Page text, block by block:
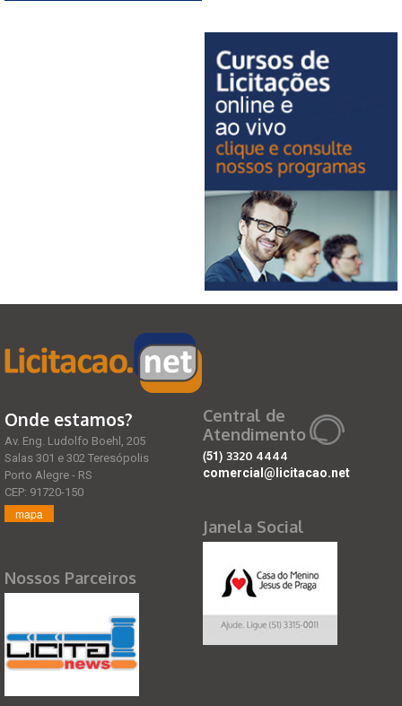
Onde estamos?
Av. Eng. Ludolfo Boehl, 205
Salas 301 e 302 Teresópolis
Porto Alegre - RS
CEP: 91720-150
mapa
Nossos Parceiros
Central de
Atendimento
(51) 3320 4444
comercial@licitacao.net
Janela Social